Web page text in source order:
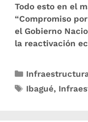
Todo esto en el
“Compromiso
el Gobierno
la reactivación
Ibagué,